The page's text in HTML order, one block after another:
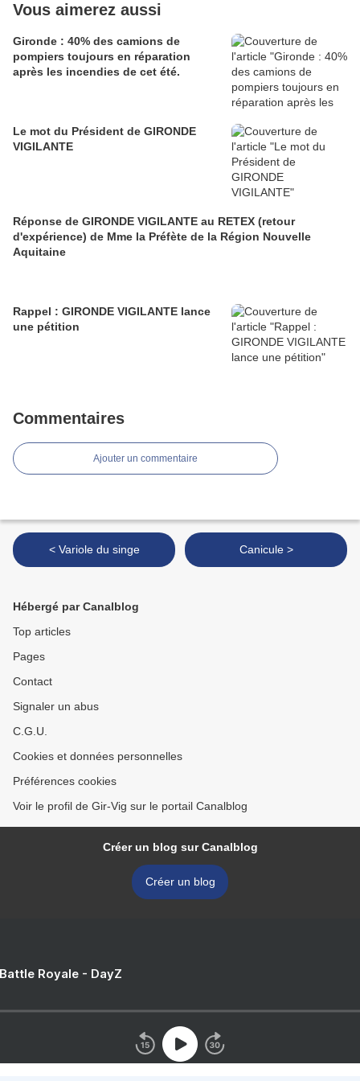
Vous aimerez aussi
Gironde : 40% des camions de
pompiers toujours en réparation
après les incendies de cet été.
Le mot du Président de GIRONDE
VIGILANTE
Réponse de GIRONDE VIGILANTE au RETEX (retour
d'expérience) de Mme la Préfète de la Région Nouvelle
Aquitaine
Rappel : GIRONDE VIGILANTE lance
une pétition
Commentaires
Ajouter un commentaire
< Variole du singe Canicule >
Hébergé par Canalblog
Top articles
Pages
Contact
Signaler un abus
C.G.U.
Cookies et données personnelles
Préférences cookies
Voir le profil de Gir-Vig sur le portail Canalblog
Créer un blog sur Canalblog
Créer un blog
Royale - DayZ